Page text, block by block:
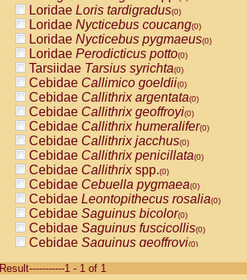
Loridae Loris tardigradus(0)
Loridae Nycticebus coucang(0)
Loridae Nycticebus pygmaeus(0)
Loridae Perodicticus potto(0)
Tarsiidae Tarsius syrichta(0)
Cebidae Callimico goeldii(0)
Cebidae Callithrix argentata(0)
Cebidae Callithrix geoffroyi(0)
Cebidae Callithrix humeralifer(0)
Cebidae Callithrix jacchus(0)
Cebidae Callithrix penicillata(0)
Cebidae Callithrixspp.(0)
Cebidae Cebuella pygmaea(0)
Cebidae Leontopithecus rosalia(0)
Cebidae Saguinus bicolor(0)
Cebidae Saguinus fuscicollis(0)
Cebidae Saguinus geoffroyi(0)
CebidaeSaguinus labiatus(0)
Result-----------1 - 1 of 1